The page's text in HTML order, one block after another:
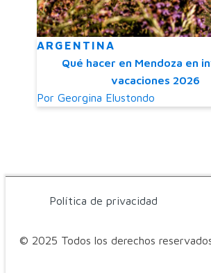
ARGENTINA
Qué hacer en Mendoza en
vacaciones 2026
Por Georgina Elustondo
© 2025 Todos los derechos
Política de privacidad